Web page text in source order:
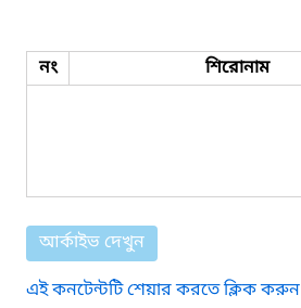
নং শিরোনাম
আর্কাইভ দেখুন
এই কনটেন্টটি শেয়ার করতে ক্লিক করুন